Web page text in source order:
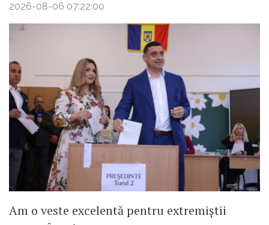
2026-08-06 07:22:00
Am o veste excelentă pentru extremiștii